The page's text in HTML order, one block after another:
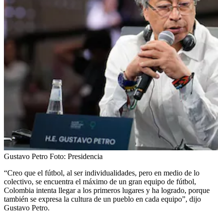
Gustavo Petro Foto: Presidencia
“Creo que el fútbol, al ser individualidades, pero en medio de lo
colectivo, se encuentra el máximo de un gran equipo de fútbol,
Colombia intenta llegar a los primeros lugares y ha logrado, porque
también se expresa la cultura de un pueblo en cada equipo”, dijo
Gustavo Petro.